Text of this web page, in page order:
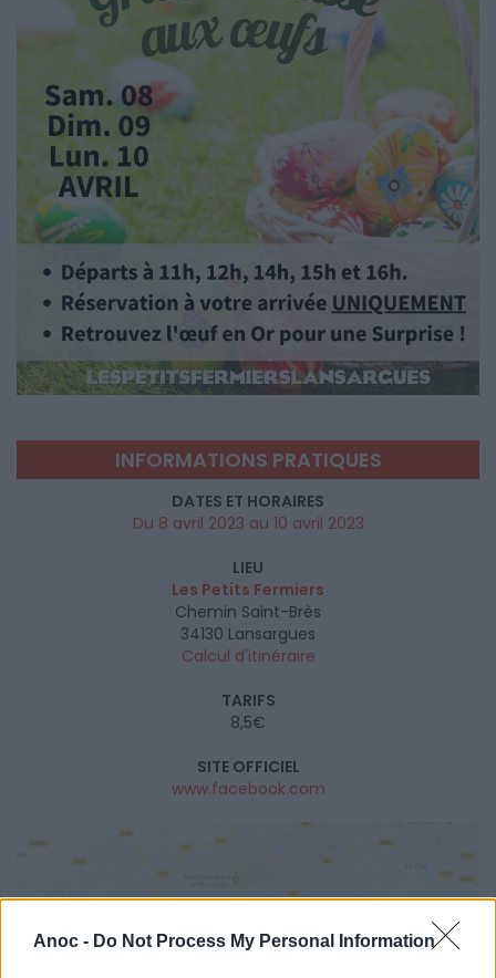
Anoc - Do Not Process My Personal Information
INFORMATIONS PRATIQUES
DATES ET HORAIRES
Du 8 avril 2023 au 10 avril 2023
LIEU
Les Petits Fermiers
Chemin Saint-Brès
34130 Lansargues
Calcul d'itinéraire
TARIFS
8,5€
SITE OFFICIEL
www.facebook.com